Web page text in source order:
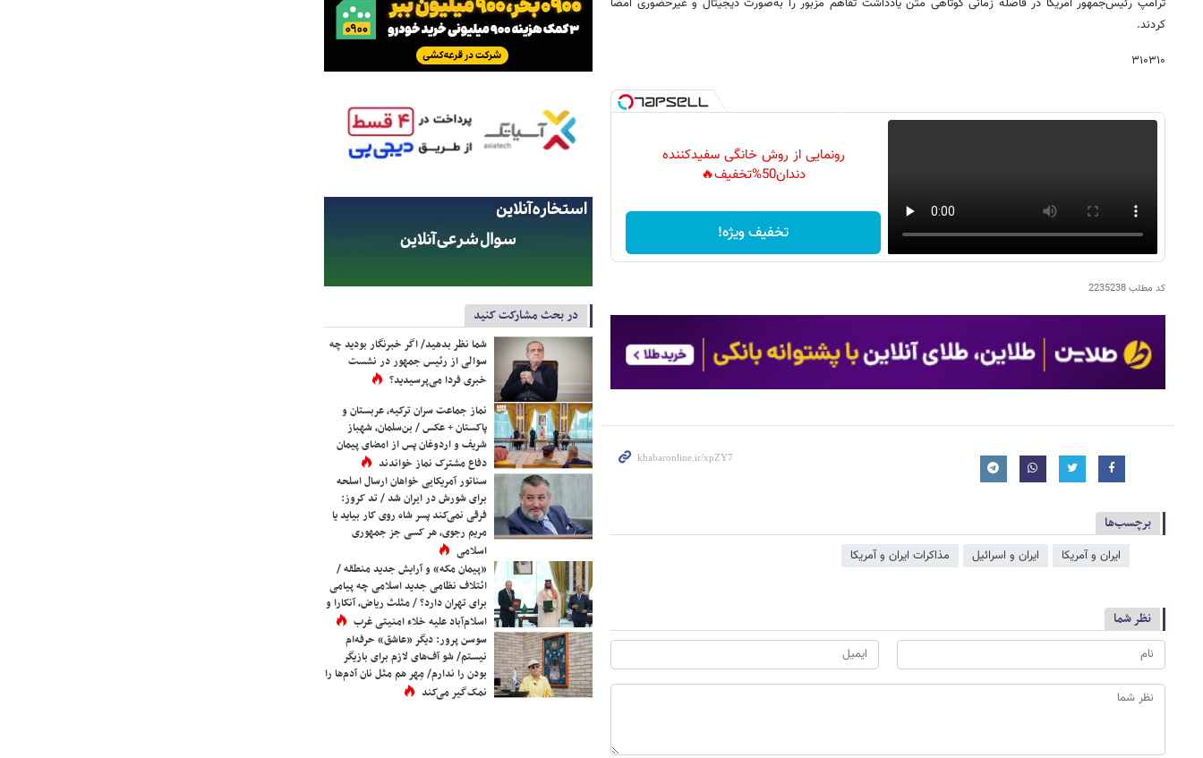
کردند.
۳۱۰۳۱۰
رونمایی از روش خانگی سفیدکننده
دندان50%تخفیف🔥
تخفیف ویژه!
کد مطلب2235238
برچسب‌ها
ایران و آمریکا ایران و اسرائیل مذاکرات ایران و آمریکا
نظر شما
در بحث مشارکت کنید
شما نظر بدهید/ اگر خبرنگار بودید چه
سوالی از رئیس جمهور در نشست
خبری فردا می‌پرسیدید؟
نماز جماعت سران ترکیه، عربستان و
پاکستان + عکس / بن‌سلمان، شهباز
شریف و اردوغان پس از امضای پیمان
دفاع مشترک نماز خواندند
سناتور آمریکایی خواهان ارسال اسلحه
برای شورش در ایران شد / تد کروز:
فرقی نمی‌کند پسر شاه روی کار بیاید یا
مریم رجوی، هر کسی جز جمهوری
اسلامی
«پیمان مکه» و آرایش جدید منطقه /
ائتلاف نظامی جدید اسلامی چه پیامی
برای تهران دارد؟ / مثلث ریاض، آنکارا و
اسلام‌آباد علیه خلاء امنیتی غرب
سوسن پرور: دیگر «عاشق» حرفه‌ام
نیستم/ شو آف‌های لازم برای بازیگر
بودن را ندارم/ مِهر هم مثل نان آدم‌ها را
نمک‌گیر می‌کند